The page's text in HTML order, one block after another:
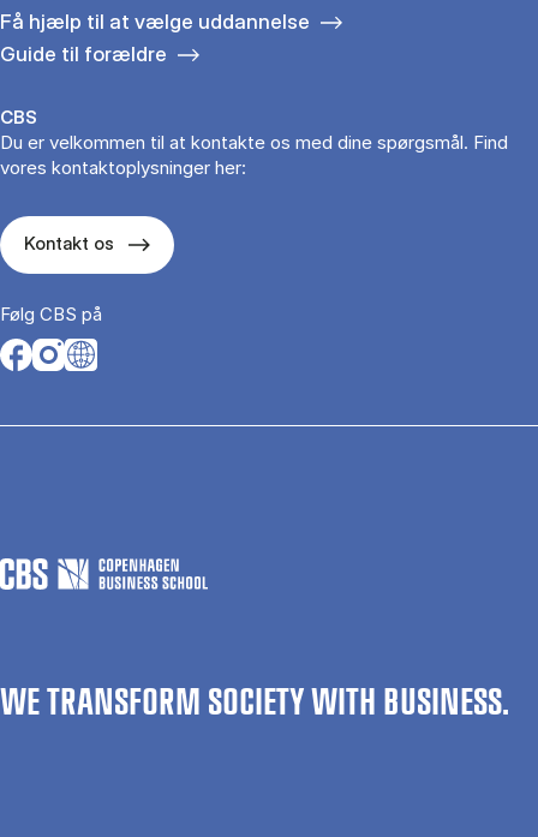
Få hjælp til at vælge uddannelse
Guide til forældre
CBS
Du er velkommen til at kontakte os med dine spørgsmål. Find
vores kontaktoplysninger her:
Kontakt os
Følg CBS på
Opens in a new tab
Opens in a new tab
Opens in a new tab
WE TRANSFORM SOCIETY WITH BUSINESS.